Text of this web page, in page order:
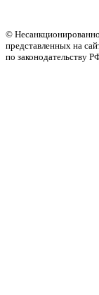
©
представленных на
по законодательству